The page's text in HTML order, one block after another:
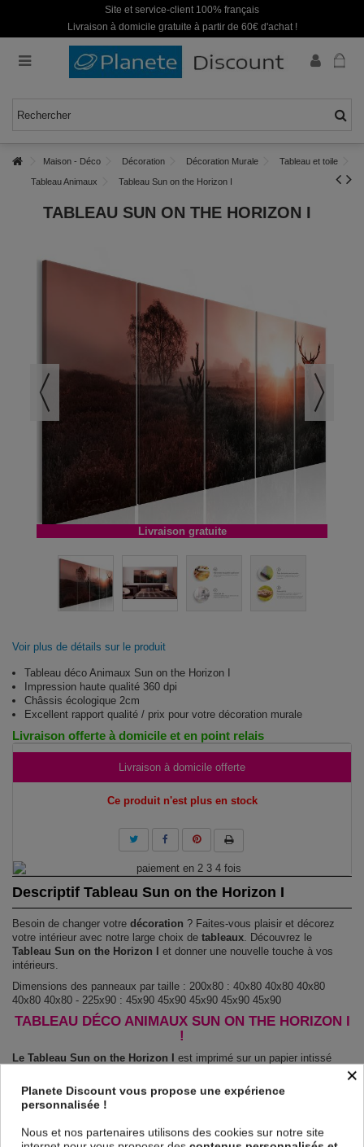
Site et service-client 100% français
Livraison à domicile gratuite à partir de 60€ d'achat !
Maison - Déco Décoration Décoration Murale Tableau et toile
Tableau Animaux Tableau Sun on the Horizon I
TABLEAU SUN ON THE HORIZON I
Livraison gratuite
Voir plus de détails sur le produit
Tableau déco Animaux Sun on the Horizon I
Impression haute qualité 360 dpi
Châssis écologique 2cm
Excellent rapport qualité / prix pour votre décoration murale
Livraison offerte à domicile et en point relais
Livraison à domicile offerte
Ce produit n'est plus en stock
Descriptif Tableau Sun on the Horizon I
Besoin de changer votre décoration ? Faites-vous plaisir et décorez
votre intérieur avec notre large choix de tableaux. Découvrez le
Tableau Sun on the Horizon I
et donner une nouvelle touche à vos
intérieurs.
Dimensions des panneaux par taille : 200x80 : 40x80 40x80 40x80
40x80 40x80 - 225x90 : 45x90 45x90 45x90 45x90 45x90
TABLEAU DÉCO ANIMAUX SUN ON THE HORIZON I
!
Le Tableau Sun on the Horizon I
est imprimé sur un papier intissé
des détails parfaitement reproduits. Grâce à une impression sur tous les
cotés et une toile tendue sur un châssis fait de matériaux respectueux
de l'environnement, vous pourrez suspendre le tableau immédiatement
sans avoir à l'encadrer.
×
Planete Discount vous propose une expérience
personnalisée !
Nous et nos partenaires utilisons des cookies sur notre site